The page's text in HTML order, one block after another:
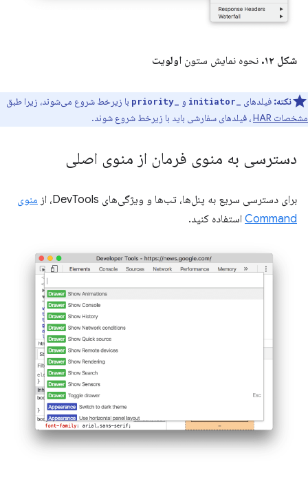
شکل ۱۲. نحوه نمایش ستون اولویت
نکته: فیلدهای و
با زیرخط شروع می‌شوند، زیرا طبق
مشخصات HAR
، فیلدهای سفارشی باید با زیرخط شروع شوند.
دسترسی به منوی فرمان از منوی اصلی
برای دسترسی سریع به پنل‌ها، تب‌ها و ویژگی‌های DevTools، از
منوی
Command استفاده کنید.